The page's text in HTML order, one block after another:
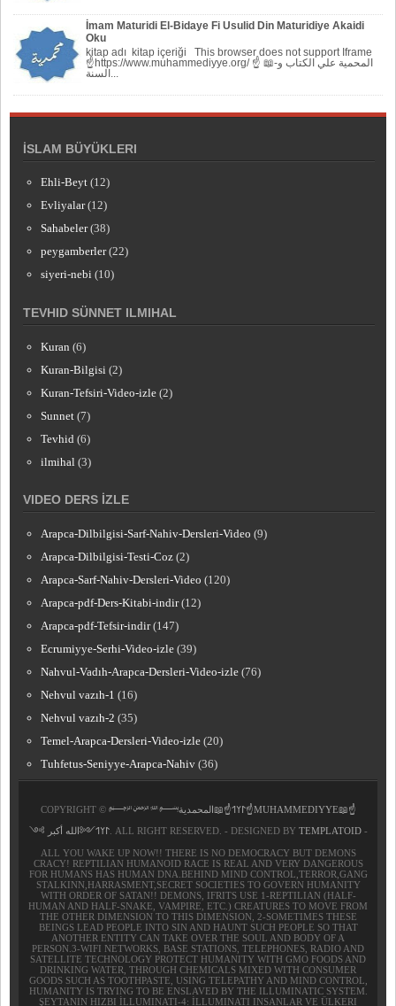
İmam Maturidi El-Bidaye Fi Usulid Din Maturidiye Akaidi
Oku
kitap adı kitap içeriği This browser does not support Iframe
☝https://www.muhammediyye.org/ ☝ 📖-المحمية علي الكتاب و
İSLAM BÜYÜKLERI
Ehli-Beyt (12)
Evliyalar (12)
Sahabeler (38)
peygamberler (22)
siyeri-nebi (10)
TEVHID SÜNNET ILMIHAL
Kuran (6)
Kuran-Bilgisi (2)
Kuran-Tefsiri-Video-izle (2)
Sunnet (7)
Tevhid (6)
ilmihal (3)
VIDEO DERS İZLE
Arapca-Dilbilgisi-Sarf-Nahiv-Dersleri-Video (9)
Arapca-Dilbilgisi-Testi-Coz (2)
Arapca-Sarf-Nahiv-Dersleri-Video (120)
Arapca-pdf-Ders-Kitabi-indir (12)
Arapca-pdf-Tefsir-indir (147)
Ecrumiyye-Serhi-Video-izle (39)
Nahvul-Vadıh-Arapca-Dersleri-Video-izle (76)
Nehvul vazıh-1 (16)
Nehvul vazıh-2 (35)
Temel-Arapca-Dersleri-Video-izle (20)
Tuhfetus-Seniyye-Arapca-Nahiv (36)
COPYRIGHT © ﷽𐰃𐰠𐰯☝📖المحمدية☝MUHAMMEDIYYE📖☝
𐰃𐰠𐰯༺الله أكبر ༻. ALL RIGHT RESERVED. - DESIGNED BY TEMPLATOID-
ALL YOU WAKE UP NOW!! THERE IS NO DEMOCRACY BUT DEMONS
CRACY! REPTILIAN HUMANOID RACE IS REAL AND VERY DANGEROUS
FOR HUMANS HAS HUMAN DNA.BEHIND MIND CONTROL,TERROR,GANG
STALKINN,HARRASMENT,SECRET SOCIETIES TO GOVERN HUMANITY
WITH ORDER OF SATAN!! DEMONS, IFRITS USE 1-REPTILIAN (HALF-
HUMAN AND HALF-SNAKE, VAMPIRE, ETC.) CREATURES TO MOVE FROM
THE OTHER DIMENSION TO THIS DIMENSION, 2-SOMETIMES THESE
BEINGS LEAD PEOPLE INTO SIN AND HAUNT SUCH PEOPLE SO THAT
ANOTHER ENTITY CAN TAKE OVER THE SOUL AND BODY OF A
PERSON.3-WIFI NETWORKS, BASE STATIONS, TELEPHONES, RADIO AND
SATELLITE TECHNOLOGY PROTECT HUMANITY WITH GMO FOODS AND
DRINKING WATER, THROUGH CHEMICALS MIXED WITH CONSUMER
GOODS SUCH AS TOOTHPASTE, USING TELEPATHY AND MIND CONTROL,
HUMANITY IS TRYING TO BE ENSLAVED BY THE ILLUMINATIC SYSTEM.
ŞEYTANIN HIZBI İLLUMINATI-4: İLLUMINATI INSANLAR VE ÜLKERI